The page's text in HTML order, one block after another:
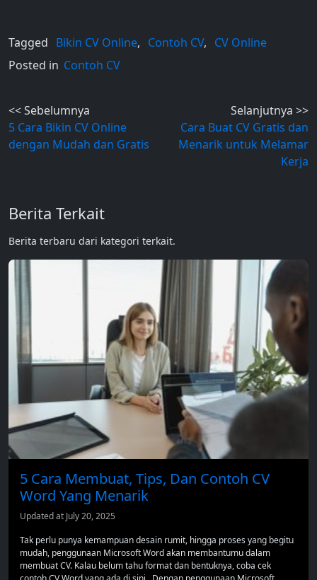
Tagged Bikin CV Online, Contoh CV, CV Online
Posted in Contoh CV
Post
navigation
<< Sebelumnya
5 Cara Bikin CV Online
dengan Mudah dan Gratis
Selanjutnya >>
Cara Buat CV Gratis dan
Menarik untuk Melamar
Kerja
Berita Terkait
Berita terbaru dari kategori terkait.
5 Cara Membuat, Tips, Dan Contoh CV
Word Yang Menarik
Updated at July 20, 2025
Tak perlu punya kemampuan desain rumit, hingga proses yang begitu
mudah, penggunaan Microsoft Word akan membantumu dalam
membuat CV. Kalau belum tahu format dan bentuknya, coba cek